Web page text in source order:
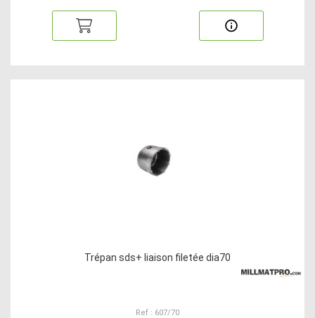
Trépan sds+ liaison filetée dia70
Ref : 607/70